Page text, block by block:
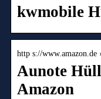
kwmobile
http s://
Aunote
Amazon